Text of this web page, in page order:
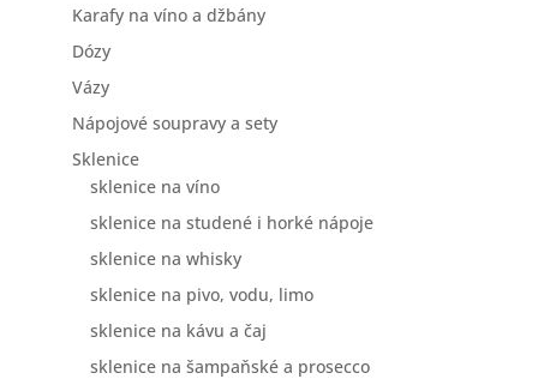
Karafy na víno a džbány
Dózy
Vázy
Nápojové soupravy a sety
Sklenice
sklenice na víno
sklenice na studené i horké nápoje
sklenice na whisky
sklenice na pivo, vodu, limo
sklenice na kávu a čaj
sklenice na šampaňské a prosecco